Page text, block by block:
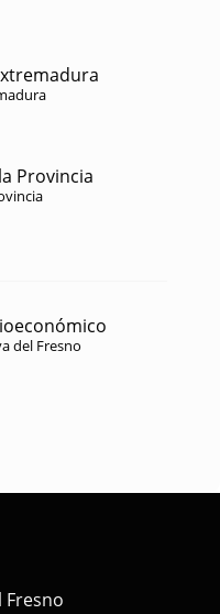
Provincia
del Fresno